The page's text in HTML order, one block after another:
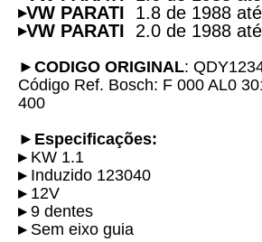
▸VW PARATI 1.8 de 1988
▸VW PARATI 2.0 de 1988
► CODIGO ORIGINAL:
Código Ref. Bosch: F 000 AL0
400
► Especificações:
▸ KW 1.1
▸ Induzido 123040
▸ 12V
▸ 9 dentes
▸ Sem eixo guia